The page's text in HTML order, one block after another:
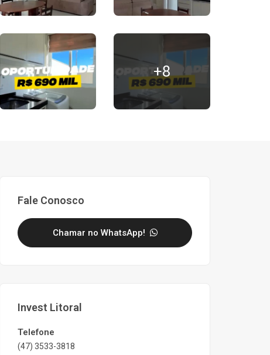
+8
Fale Conosco
Chamar no WhatsApp!
Invest Litoral
Telefone
(47) 3533-3818